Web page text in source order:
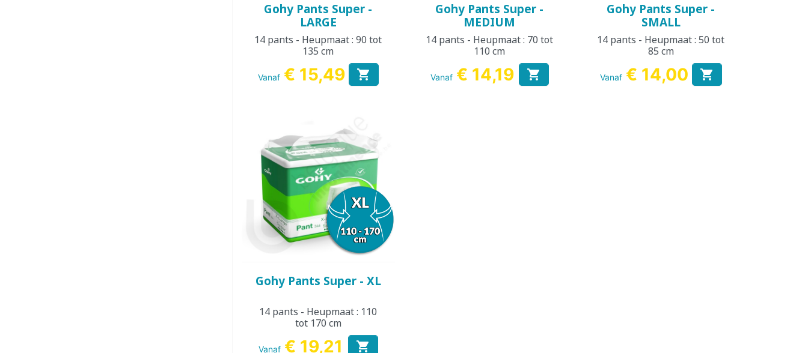
Gohy Pants Super -
LARGE
14 pants - Heupmaat : 90 tot
135 cm
Vanaf € 15,49 
Gohy Pants Super -
MEDIUM
14 pants - Heupmaat : 70 tot
110 cm
Vanaf € 14,19 
Gohy Pants Super -
SMALL
14 pants - Heupmaat : 50 tot
85 cm
Vanaf € 14,00 
Gohy Pants Super - XL
14 pants - Heupmaat : 110
tot 170 cm
Vanaf € 19,21 